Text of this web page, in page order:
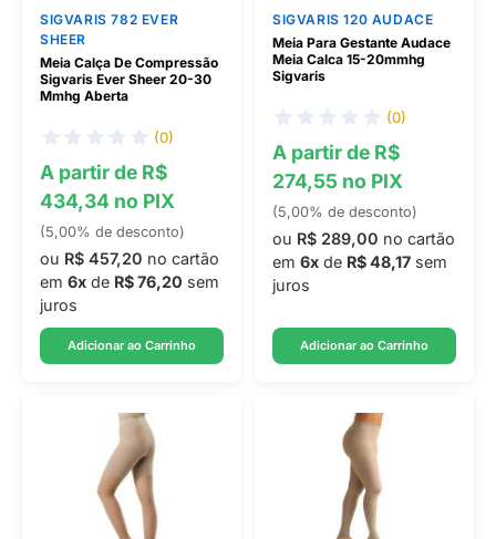
SIGVARIS 782 EVER
SHEER
Meia Calça De Compressão
Sigvaris Ever Sheer 20-30
Mmhg Aberta
(0)
A partir de R$
434,34 no PIX
(5,00% de desconto)
ou R$ 457,20 no cartão
em 6x de R$ 76,20 sem
juros
Adicionar ao Carrinho
SIGVARIS 120 AUDACE
Meia Para Gestante Audace
Meia Calca 15-20mmhg
Sigvaris
(0)
A partir de R$
274,55 no PIX
(5,00% de desconto)
ou R$ 289,00 no cartão
em 6x de R$ 48,17 sem
juros
Adicionar ao Carrinho